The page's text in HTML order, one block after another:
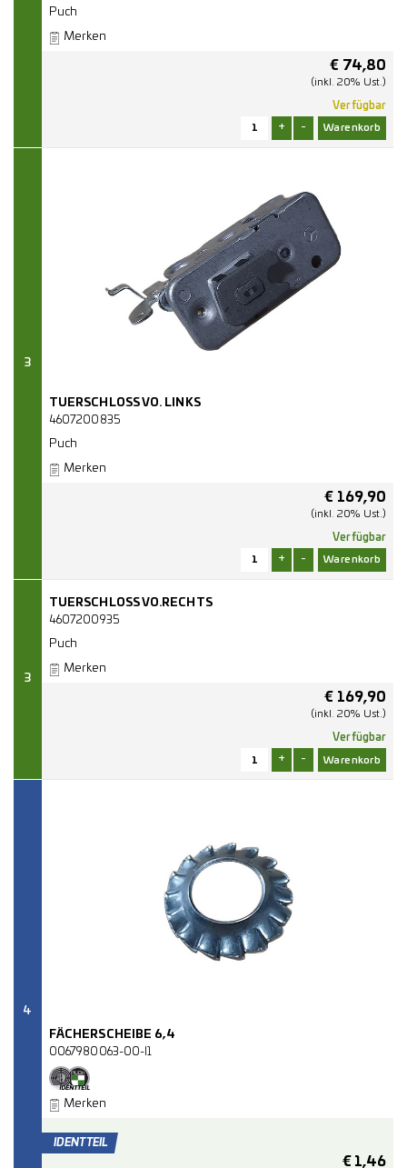
Puch
Merken
€ 74,80
(inkl. 20% Ust.)
Verfügbar
+ -
3
TUERSCHLOSS VO. LINKS
4607200835
Puch
Merken
€ 169,90
(inkl. 20% Ust.)
Verfügbar
+ -
3
TUERSCHLOSS VO.RECHTS
4607200935
Puch
Merken
€ 169,90
(inkl. 20% Ust.)
Verfügbar
+ -
4
FÄCHERSCHEIBE 6,4
0067980063-00-I1
Merken
€ 1,46